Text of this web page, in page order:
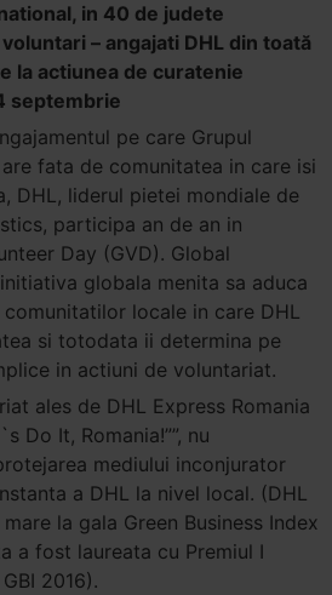
in 40 de judete
– angajati DHL din toată
la actiunea de curatenie
septembrie
pe care Grupul
fata de comunitatea in care isi
DHL, liderul pietei mondiale de
participa an de an in
Day (GVD). Global
globala menita sa aduca
locale in care DHL
si totodata ii determina pe
in actiuni de voluntariat.
ales de DHL Express Romania
Do It, Romania!””, nu
mediului inconjurator
a DHL la nivel local. (DHL
la gala Green Business Index
a fost laureata cu Premiul I
2016).